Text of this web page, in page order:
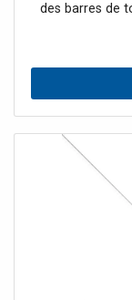
des barres de
offre une
propose les